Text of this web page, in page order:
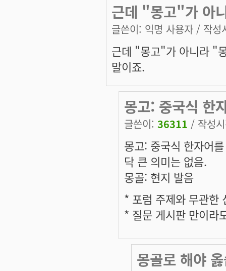
근데 "몽고"가 아
글쓴이: 익명 사용자 / 작성
근데 "몽고"가 아니라 "
말이죠.
몽고: 중국식 한
글쓴이: 36311 / 작성
몽고: 중국식 한자어
닥 큰 의미는 없음.
몽골: 현지 발음
* 포럼 주제와 무관한
* 질문 게시판 만이라
몽골로 해야